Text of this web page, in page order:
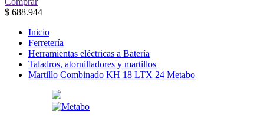
$ 688.944
Inicio
Ferretería
Herramientas eléctricas a Batería
Taladros, atornilladores y martillos
Martillo Combinado KH 18 LTX 24 Metabo